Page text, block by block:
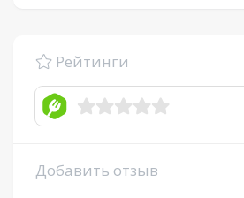
Рейтинги
Добавить отзыв